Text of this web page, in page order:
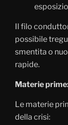
Il filo
possibile
smentita o
rapide.
Materie
Le materie
della crisi: